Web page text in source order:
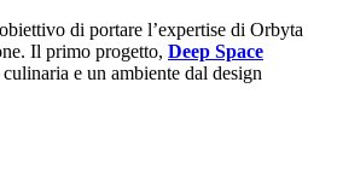
di portare l’expertise di Orbyta
Il primo progetto, Deep Space
e un ambiente dal design